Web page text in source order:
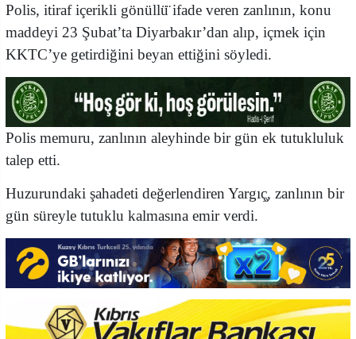
Polis, itiraf içerikli gönüllü̈ ifade veren zanlının, konu
maddeyi 23 Şubat’ta Diyarbakır’dan alıp, içmek için
KKTC’ye getirdiğini beyan ettiğini söyledi.
Polis memuru, zanlının aleyhinde bir gün ek tutukluluk
talep etti.
Huzurundaki şahadeti değerlendiren Yargıç̧, zanlının bir
gün süreyle tutuklu kalmasına emir verdi.